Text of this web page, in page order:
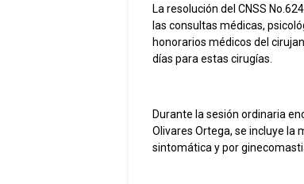
La resolución del CNSS
las consultas médicas,
honorarios médicos del
días para estas cirugías.
Durante la sesión ordinaria
Olivares Ortega, se incluye
sintomática y por